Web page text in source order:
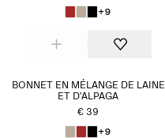
+9
BONNET EN MÉLANGE DE LAINE
ET D'ALPAGA
€ 39
+9